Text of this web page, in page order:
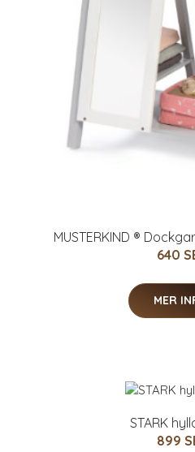
MUSTERKIND ®
640
MER
STARK
899